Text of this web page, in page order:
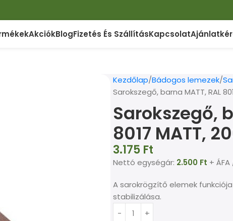
AkciókBlogFizetés És SzállításKapcsolat
Kezdőlap Bádogos lemezek
Sarokszegő, barna MATT, RAL
Sarokszegő,
8017 MATT,
3.175 Ft
Nettó egységár: 2.500 Ft +
A sarokrögzítő elemek
stabilizálása.